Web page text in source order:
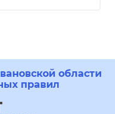
области
правил